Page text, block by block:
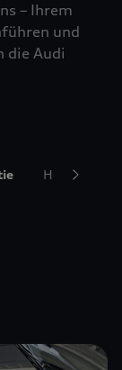
– Ihrem
und
die Audi
Hol- und